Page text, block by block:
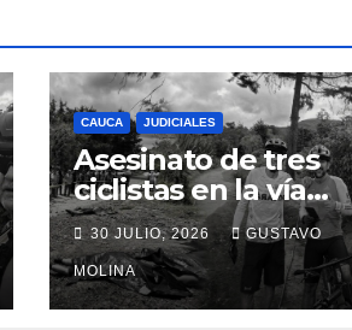
CAUCA JUDICIALES
Asesinato de tres
ciclistas en la vía
Totoró – Silvia,
genera
consternación en el
Cauca
30 JULIO, 2026 GUSTAVO
MOLINA